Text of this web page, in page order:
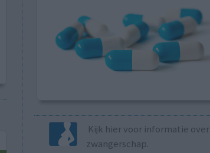
Kijk hier voor informatie over
zwangerschap.